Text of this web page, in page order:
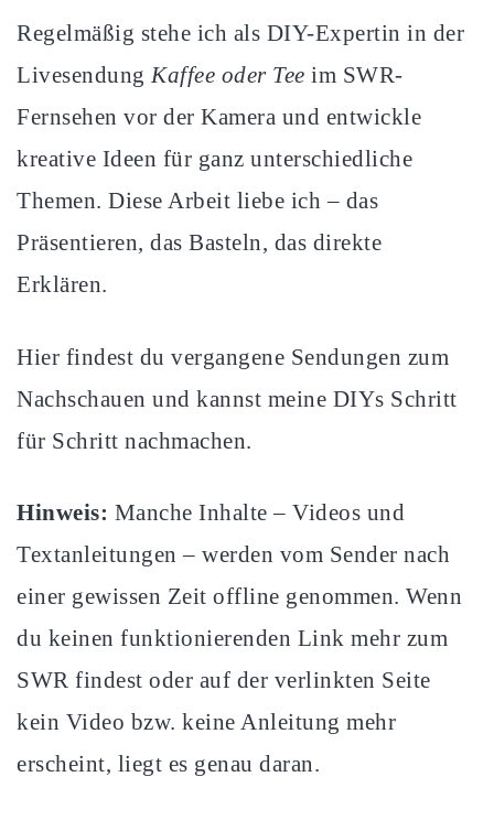
Regelmäßig stehe ich als DIY-Expertin in der
Livesendung Kaffee oder Tee im SWR-
Fernsehen vor der Kamera und entwickle
kreative Ideen für ganz unterschiedliche
Themen. Diese Arbeit liebe ich – das
Präsentieren, das Basteln, das direkte
Erklären.
Hier findest du vergangene Sendungen zum
Nachschauen und kannst meine DIYs Schritt
für Schritt nachmachen.
Hinweis: Manche Inhalte – Videos und
Textanleitungen – werden vom Sender nach
einer gewissen Zeit offline genommen. Wenn
du keinen funktionierenden Link mehr zum
SWR findest oder auf der verlinkten Seite
kein Video bzw. keine Anleitung mehr
erscheint, liegt es genau daran.